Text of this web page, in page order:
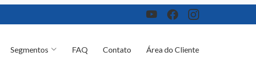
Área do Cliente